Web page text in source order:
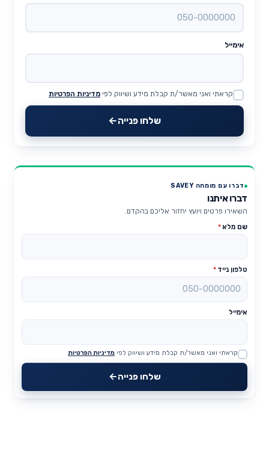
אימייל
Website
קראתי ואני מאשר/ת קבלת מידע ושיווק לפי מדיניות הפרטיות
שלחו פנייה
דברו עם מומחה SAVEY
דברו איתנו
השאירו פרטים ויועץ יחזור אליכם בהקדם.
שם מלא*
טלפון נייד *
אימייל
Website
קראתי ואני מאשר/ת קבלת מידע ושיווק לפי מדיניות הפרטיות
שלחו פנייה